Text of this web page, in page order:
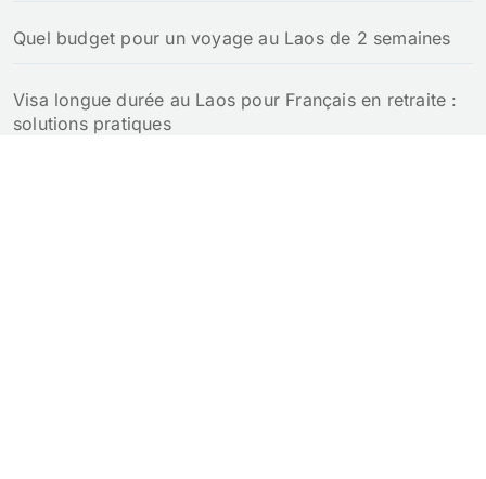
Quel budget pour un voyage au Laos de 2 semaines
Visa longue durée au Laos pour Français en retraite :
solutions pratiques